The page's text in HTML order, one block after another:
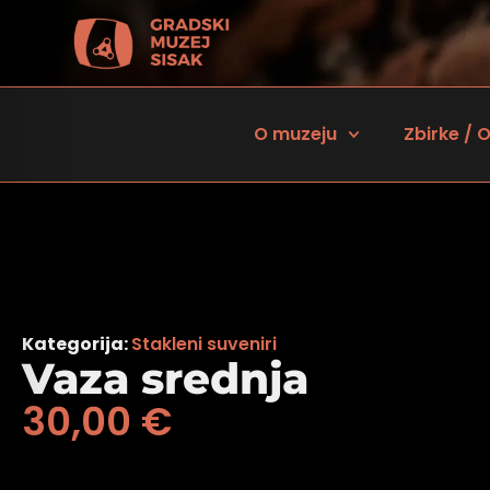
O muzeju Zbirke /
Kategorija:Stakleni suveniri
Vaza srednja
30,00 €
za osobe sa oštećenjem vida